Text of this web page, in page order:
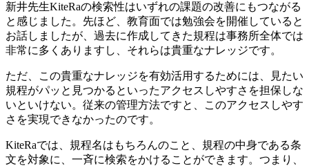
新井先生KiteRaの検索性はいずれの課題の改善にもつながる
と感じました。先ほど、教育面では勉強会を開催していると
お話しましたが、過去に作成してきた規程は事務所全体では
非常に多くありますし、それらは貴重なナレッジです。
ただ、この貴重なナレッジを有効活用するためには、見たい
規程がパッと見つかるといったアクセスしやすさを担保しな
いといけない。従来の管理方法ですと、このアクセスしやす
さを実現できなかったのです。
KiteRaでは、規程名はもちろんのこと、規程の中身である条
文を対象に、一斉に検索をかけることができます。つまり、